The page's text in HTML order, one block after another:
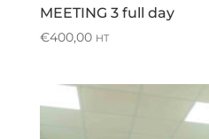
MEETING 3 full day
€400,00 HT